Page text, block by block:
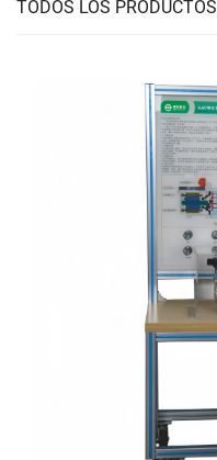
TODOS LOS PRODUCTOS